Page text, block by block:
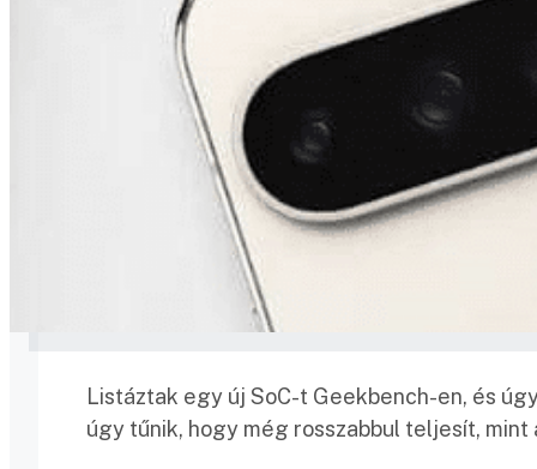
Listáztak egy új SoC-t Geekbench-en, és
úgy tűnik, hogy még rosszabbul teljesít,